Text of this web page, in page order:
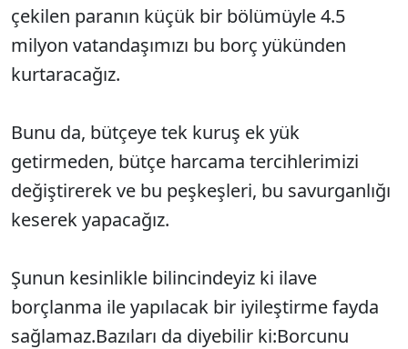
çekilen paranın küçük bir bölümüyle 4.5
milyon vatandaşımızı bu borç yükünden
kurtaracağız.
Bunu da, bütçeye tek kuruş ek yük
getirmeden, bütçe harcama tercihlerimizi
değiştirerek ve bu peşkeşleri, bu savurganlığı
keserek yapacağız.
Şunun kesinlikle bilincindeyiz ki ilave
borçlanma ile yapılacak bir iyileştirme fayda
sağlamaz.Bazıları da diyebilir ki:Borcunu